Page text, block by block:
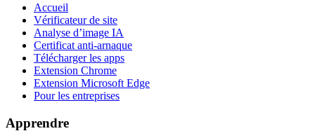
Accueil
Vérificateur de site
Analyse d’image IA
Certificat anti-arnaque
Télécharger les apps
Extension Chrome
Extension Microsoft Edge
Pour les entreprises
Apprendre